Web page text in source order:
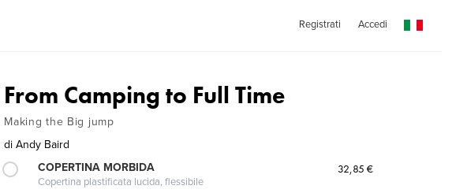
Registrati Accedi
From Camping to Full Time
Making the Big jump
di Andy Baird
COPERTINA MORBIDA
Copertina plastificata lucida, flessibile
32,85 €